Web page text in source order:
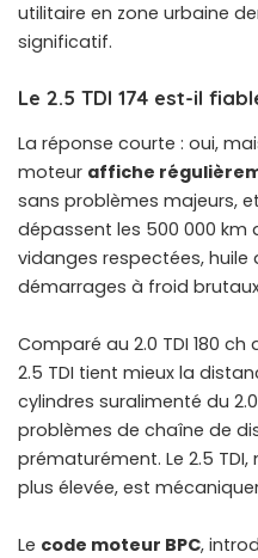
utilitaire en zone urbaine
significatif.
Le 2.5 TDI 174 est-il
La réponse courte : oui,
moteur affiche
sans problèmes majeurs,
dépassent les 500 000 km
vidanges respectées, huile
démarrages à froid
Comparé au 2.0 TDI 180 ch
2.5 TDI tient mieux la
cylindres suralimenté du
problèmes de chaîne de
prématurément. Le 2.5
plus élevée, est
Le code moteur BPC,